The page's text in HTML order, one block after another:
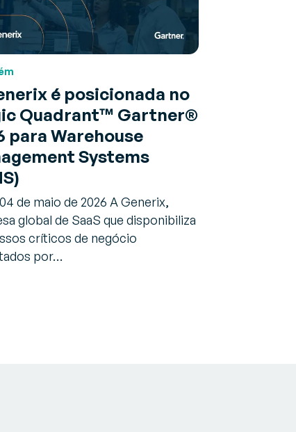
é posicionada no
Quadrant™ Gartner®
para Warehouse
Systems
de maio de 2026 A Generix,
global de SaaS que disponibiliza
críticos de negócio
por…